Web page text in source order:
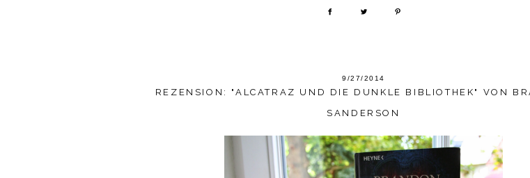
9/27/2014
REZENSION: "ALCATRAZ UND DIE DUNKLE BIBLIOTHEK" VON
SANDERSON